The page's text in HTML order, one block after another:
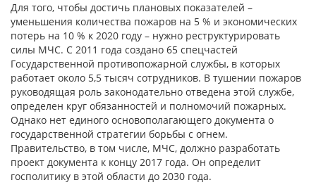
Для того, чтобы достичь плановых показателей –
уменьшения количества пожаров на 5 % и экономических
потерь на 10 % к 2020 году – нужно реструктурировать
силы МЧС. С 2011 года создано 65 спецчастей
Государственной противопожарной службы, в которых
работает около 5,5 тысяч сотрудников. В тушении пожаров
руководящая роль законодательно отведена этой службе,
определен круг обязанностей и полномочий пожарных.
Однако нет единого основополагающего документа о
государственной стратегии борьбы с огнем.
Правительство, в том числе, МЧС, должно разработать
проект документа к концу 2017 года. Он определит
госполитику в этой области до 2030 года.